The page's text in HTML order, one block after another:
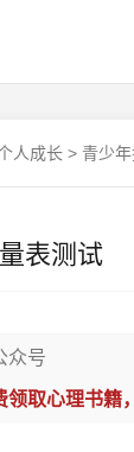
人成长 > 青少
表测试
取心理书籍